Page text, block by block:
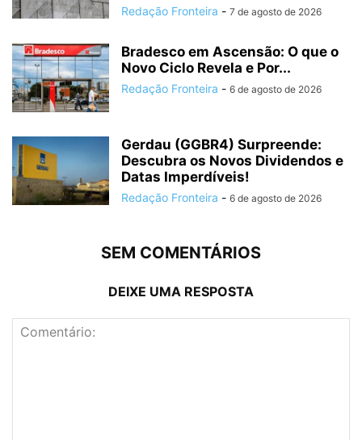
Redação Fronteira - 7 de agosto de 2026
Bradesco em Ascensão: O que o
Novo Ciclo Revela e Por...
Redação Fronteira - 6 de agosto de 2026
Gerdau (GGBR4) Surpreende:
Descubra os Novos Dividendos e
Datas Imperdíveis!
Redação Fronteira - 6 de agosto de 2026
SEM COMENTÁRIOS
DEIXE UMA RESPOSTA